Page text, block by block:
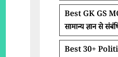
Best GK GS
सामान्य ज्ञान से
Best 30+